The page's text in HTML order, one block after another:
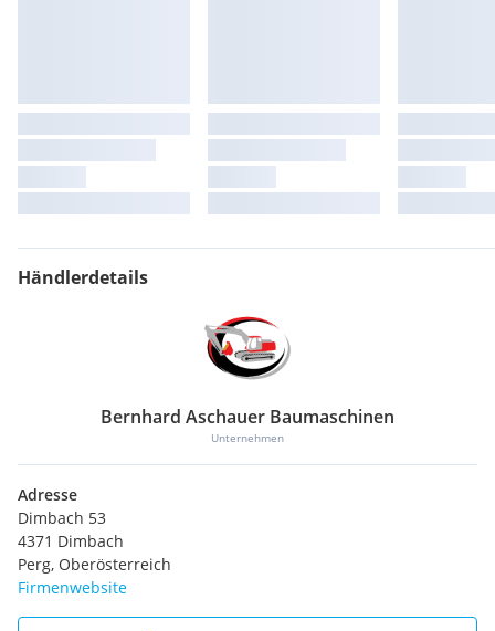
der Auftragsbestätigung. Wir empfehlen ausdrücklich eine
Besichtigung und Prüfung der Maschine vor Ort.
Zwischenverkauf, Schreibfehler und Irrtümer vorbehalten.
Händlerdetails
Bernhard Aschauer Baumaschinen
Unternehmen
Adresse
Dimbach 53
4371 Dimbach
Perg, Oberösterreich
Firmenwebsite